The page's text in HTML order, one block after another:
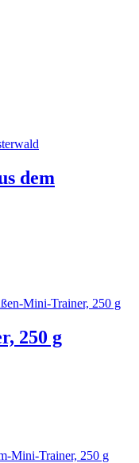
dem
250 g